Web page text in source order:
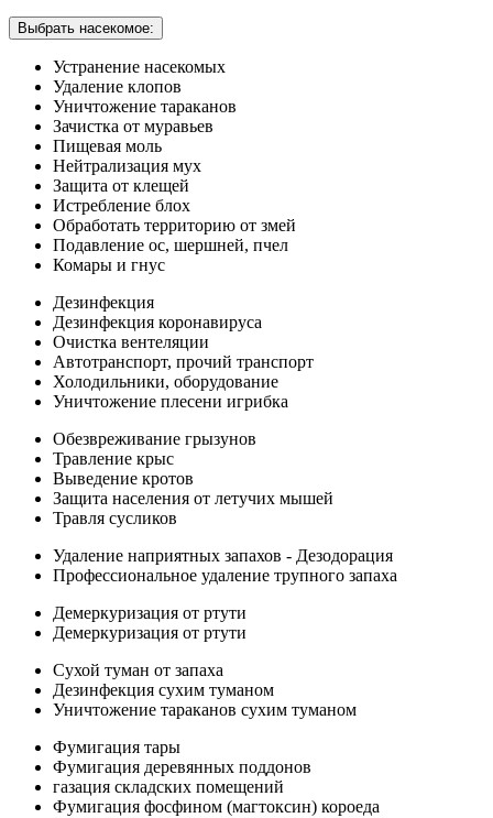
Выбрать насекомое:
Устранение насекомых
Удаление клопов
Уничтожение тараканов
Зачистка от муравьев
Пищевая моль
Нейтрализация мух
Защита от клещей
Истребление блох
Обработать территорию от змей
Подавление ос, шершней, пчел
Комары и гнус
Дезинфекция
Дезинфекция коронавируса
Очистка вентеляции
Автотранспорт, прочий транспорт
Холодильники, оборудование
Уничтожение плесени игрибка
Обезвреживание грызунов
Травление крыс
Выведение кротов
Защита населения от летучих мышей
Травля сусликов
Удаление наприятных запахов - Дезодорация
Профессиональное удаление трупного запаха
Демеркуризация от ртути
Демеркуризация от ртути
Сухой туман от запаха
Дезинфекция сухим туманом
Уничтожение тараканов сухим туманом
Фумигация тары
Фумигация деревянных поддонов
газация складских помещений
Фумигация фосфином (магтоксин) короеда